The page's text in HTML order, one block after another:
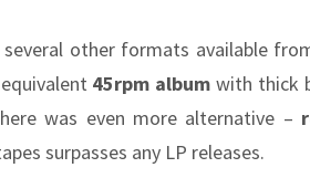
other formats available
45rpm album with thick
was even more alternative –
surpasses any LP releases.